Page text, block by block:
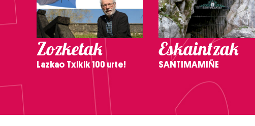
Zozketak
Lazkao Txikik 100 urte!
Eskaintzak
SANTIMAMIÑE